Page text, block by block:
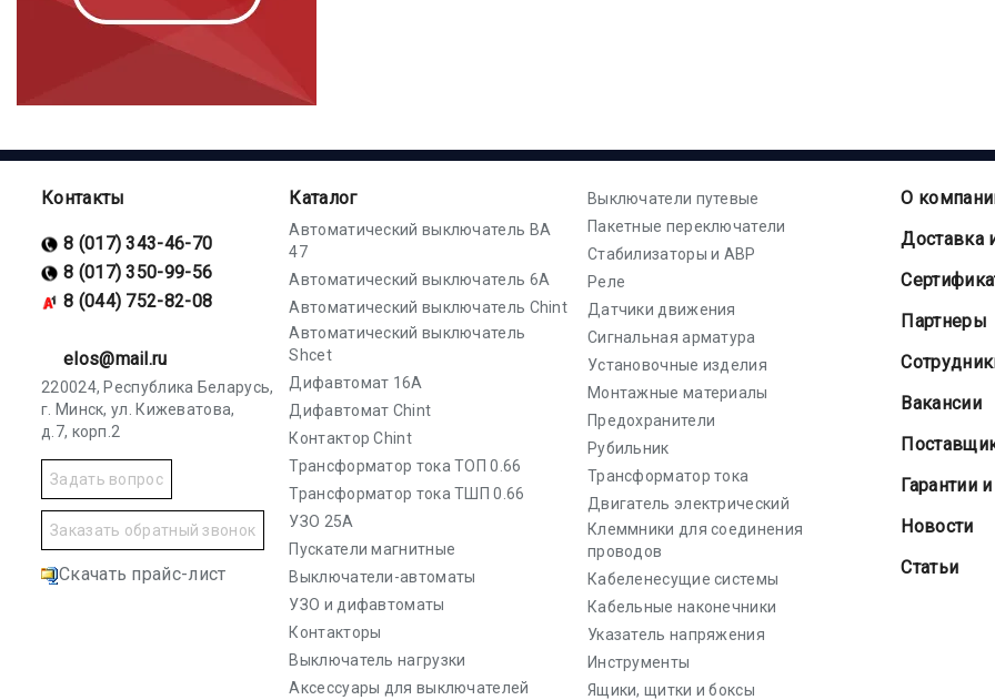
Контакты
8 (017) 343-46-70
8 (017) 350-99-56
8 (044) 752-82-08
elos@mail.ru
220024, Республика Беларусь,
г. Минск, ул. Кижеватова,
д.7, корп.2
Задать вопрос
Заказать обратный звонок
Скачать прайс-лист
Каталог
Автоматический выключатель ВА
47
Автоматический выключатель 6А
Автоматический выключатель Chint
Автоматический выключатель
Shcet
Дифавтомат 16А
Дифавтомат Chint
Контактор Chint
Трансформатор тока ТОП 0.66
Трансформатор тока ТШП 0.66
УЗО 25А
Пускатели магнитные
Выключатели-автоматы
УЗО и дифавтоматы
Контакторы
Выключатель нагрузки
Аксессуары для выключателей
Выключатели путевые
Пакетные переключатели
Стабилизаторы и АВР
Реле
Датчики движения
Сигнальная арматура
Установочные изделия
Монтажные материалы
Предохранители
Рубильник
Трансформатор тока
Двигатель электрический
Клеммники для соединения
проводов
Кабеленесущие системы
Кабельные наконечники
Указатель напряжения
Инструменты
Ящики, щитки и боксы
О
Доставка
Партнеры
Вакансии
Гарантии
Новости
Статьи